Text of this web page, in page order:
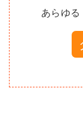
あらゆ